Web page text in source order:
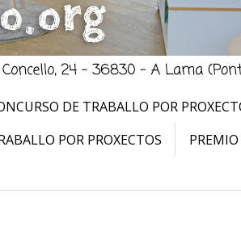
DE TRABALLO POR
POR PROXECTOS